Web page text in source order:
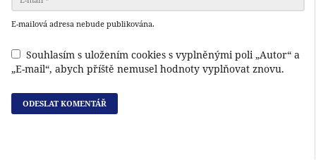
E-mailová adresa nebude publikována.
Souhlasím s uložením cookies s vyplněnými poli „Autor“ a
„E-mail“, abych příště nemusel hodnoty vyplňovat znovu.